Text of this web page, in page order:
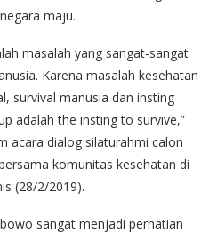
maju.
masalah yang sangat-sangat
Karena masalah kesehatan
survival manusia dan insting
adalah the insting to survive,”
acara dialog silaturahmi calon
komunitas kesehatan di
(28/2/2019).
sangat menjadi perhatian